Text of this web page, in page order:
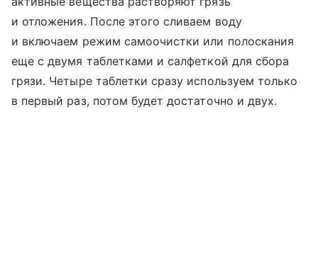
и отложения. После этого сливаем воду
и включаем режим самоочистки или полоскания
еще с двумя таблетками и салфеткой для сбора
грязи. Четыре таблетки сразу используем только
в первый раз, потом будет достаточно и двух.